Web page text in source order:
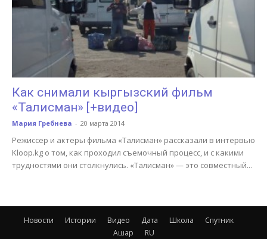
Кыргызстана
Как снимали кыргызский фильм
«Талисман» [+видео]
Мария Гребнева - 20 марта 2014
Режиссер и актеры фильма «Талисман» рассказали в интервью
Kloop.kg о том, как проходил съемочный процесс, и с какими
трудностями они столкнулись. «Талисман» — это совместный...
Новости Истории Видео Дата Школа
Спутник
Ашар
RU